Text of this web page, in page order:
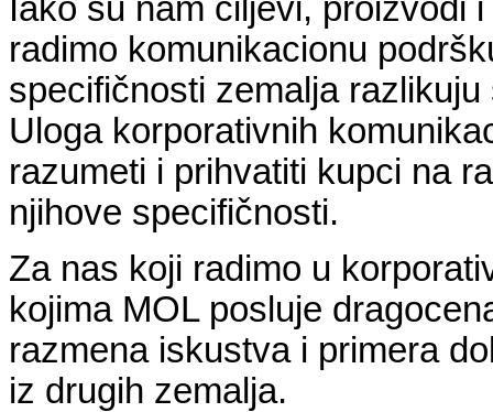
Iako su nam ciljevi, proizvodi
radimo komunikacionu
specifičnosti zemalja
Uloga korporativnih
razumeti i prihvatiti kupci na
njihove specifičnosti.
Za nas koji radimo u
kojima MOL posluje
razmena iskustva i primera
iz drugih zemalja.